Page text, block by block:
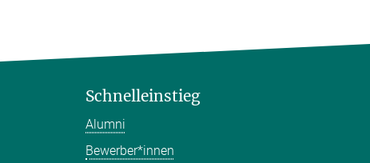
Schnelleinstieg
Alumni
Bewerber*innen